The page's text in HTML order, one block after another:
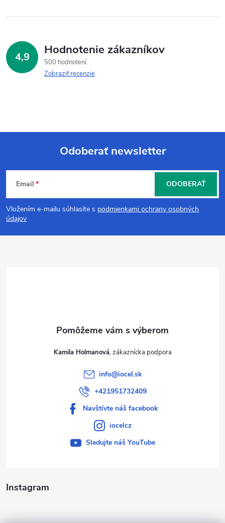
4,9 Hodnotenie zákazníkov
500 hodnotení
Zobraziť recenzie
Z
á
p
Odoberať newsletter
Email
Vložením e-mailu súhlasíte s podmienkami ochrany osobných
údajov
ODOBERAŤ
Instagram
Kamila Holmanová
info@iocel.sk
+421951732409
Navštívte náš facebook
iocelcz
Sledujte náš YouTube